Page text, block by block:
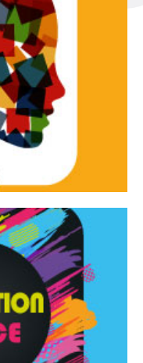
di teatro
– I Edizione